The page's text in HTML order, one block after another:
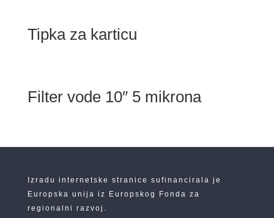
Tipka za karticu
Filter vode 10″ 5 mikrona
Izradu internetske stranice sufinancirala je
Europska unija iz Europskog Fonda za
regionalni razvoj.